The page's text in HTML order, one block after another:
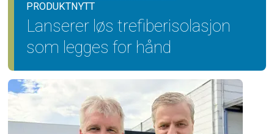
PRODUKTNYTT
Lanserer løs trefiber­isolasjon
som legges for hånd